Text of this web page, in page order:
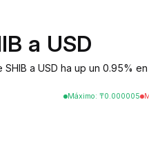
a USD
a USD ha up un 0.95%
Máximo: ₸0.000005